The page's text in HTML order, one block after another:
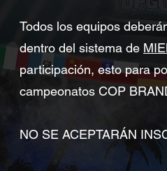
Todos los equipos
dentro del sistema de
participación, esto para
campeonatos COP
NO SE ACEPTARÁN